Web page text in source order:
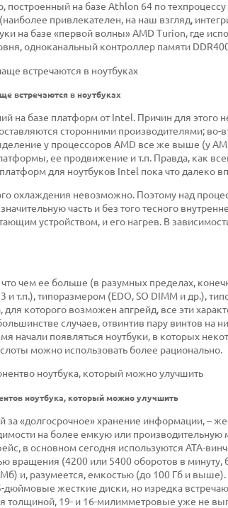
на базе Athlon 64 по
привлекателен, на наш взгляд,
на базе «первой волны» AMD Turion, где
одноканальный контроллер памяти
встречаются в ноутбуках
на базе платформ от Intel. Причин для этого
сторонними производителями; во-
у процессоров AMD все же выше (у
ее продвижение и т.п. Правда, как
для ноутбуков Intel пока что далеко
охлаждения невозможно. Поэтому над
часть и без того тесного
устройством, и его нагрев. В
чем ее больше (в разумных пределах,
т.п.), типоразмером (EDO, SO DIMM и др.),
которого возможен апгрейд, все эти
случаев, отвинтив пару винтов на
начали появляться ноутбуки, в которых
можно использовать более рационально.
ноутбука, который можно улучшить
«долгосрочное» хранение информации, –
на более емкую или производительную
в основном сегодня используются ATA-
вращения (4200 или 5400 оборотов в
и, разумеется, емкостью (до 100 Гб и выше).
жесткие диски, но изредка
толщиной, 19- и 16-милимметровые уже не